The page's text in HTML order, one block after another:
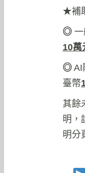
★補
◎
10萬
◎ AI
臺幣
其餘
明，
明分